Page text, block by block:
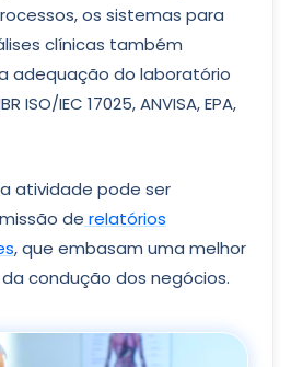
os sistemas para
clínicas também
adequação do laboratório
ISO/IEC 17025, ANVISA, EPA,
atividade pode ser
de relatórios
, que embasam uma melhor
condução dos negócios.